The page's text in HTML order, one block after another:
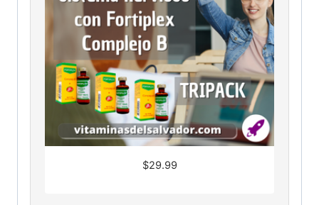
$29.99